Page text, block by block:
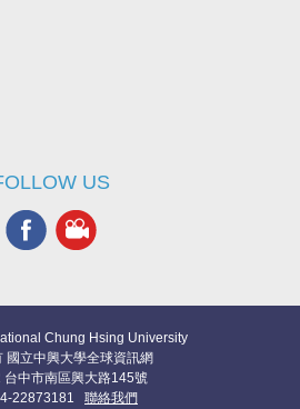
US
Chung Hsing University
國立中興大學全球資訊網
中市南區興大路145號
22873181 聯絡我們